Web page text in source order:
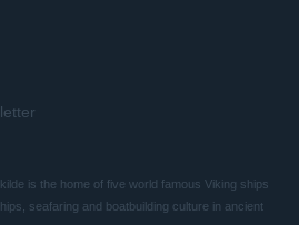
is the home of five world famous Viking ships
seafaring and boatbuilding culture in ancient